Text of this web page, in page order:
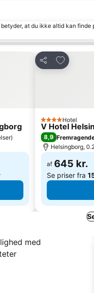
at du ikke altid kan
)
Del
Føj til
4 Stjerner
Hotel
V Hotel
8,9
Helsingborg,
af 645 kr.
Se priser fra